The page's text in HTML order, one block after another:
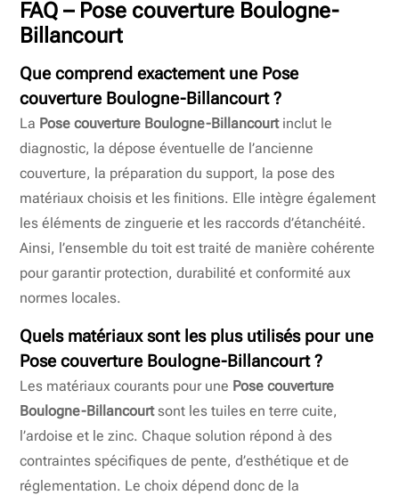
FAQ – Pose couverture Boulogne-
Billancourt
Que comprend exactement une Pose
couverture Boulogne-Billancourt ?
La Pose couverture Boulogne-Billancourtinclut le
diagnostic, la dépose éventuelle de l’ancienne
couverture, la préparation du support, la pose des
matériaux choisis et les finitions. Elle intègre également
les éléments de zinguerie et les raccords d’étanchéité.
Ainsi, l’ensemble du toit est traité de manière cohérente
pour garantir protection, durabilité et conformité aux
normes locales.
Quels matériaux sont les plus utilisés pour une
Pose couverture Boulogne-Billancourt ?
Les matériaux courants pour une Pose couverture
Boulogne-Billancourtsont les tuiles en terre cuite,
l’ardoise et le zinc. Chaque solution répond à des
contraintes spécifiques de pente, d’esthétique et de
réglementation. Le choix dépend donc de la